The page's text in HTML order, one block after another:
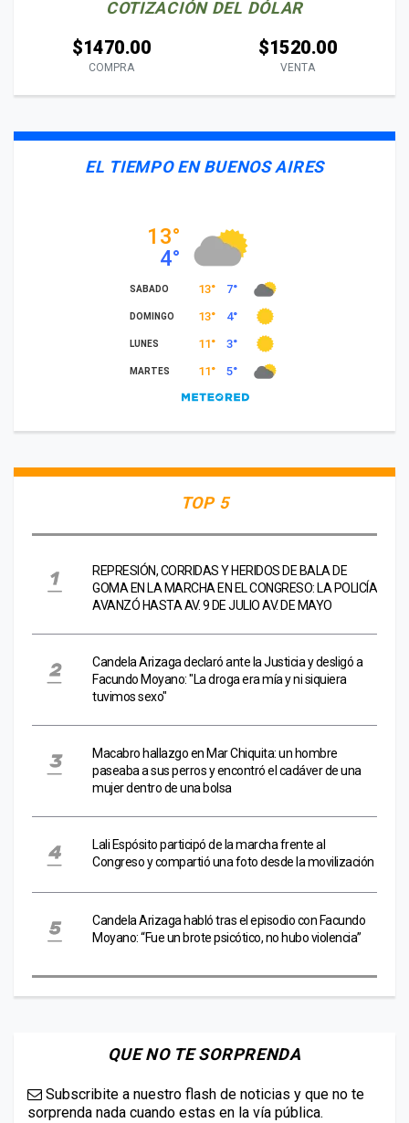
COTIZACIÓN DEL DÓLAR
$1470.00
COMPRA
$1520.00
VENTA
EL TIEMPO EN BUENOS AIRES
TOP 5
REPRESIÓN, CORRIDAS Y HERIDOS DE BALA DE
GOMA EN LA MARCHA EN EL CONGRESO: LA POLICÍA
AVANZÓ HASTA AV. 9 DE JULIO AV. DE MAYO
Candela Arizaga declaró ante la Justicia y desligó a
Facundo Moyano: "La droga era mía y ni siquiera
tuvimos sexo"
Macabro hallazgo en Mar Chiquita: un hombre
paseaba a sus perros y encontró el cadáver de una
mujer dentro de una bolsa
Lali Espósito participó de la marcha frente al
Congreso y compartió una foto desde la movilización
Candela Arizaga habló tras el episodio con Facundo
Moyano: “Fue un brote psicótico, no hubo violencia”
QUE NO TE SORPRENDA
Subscribite a nuestro flash de noticias y que no te
sorprenda nada cuando estas en la vía pública.